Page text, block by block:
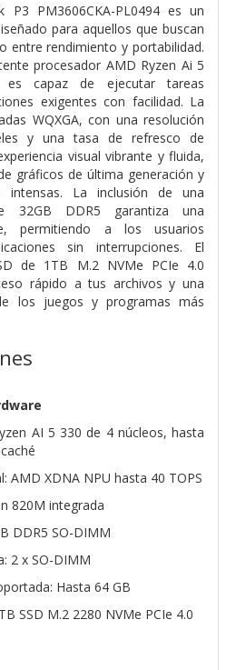
P3 PM3606CKA-PL0494 es un
para aquellos que buscan
entre rendimiento y portabilidad.
procesador AMD Ryzen Ai 5
capaz de ejecutar tareas
exigentes con facilidad. La
WQXGA, con una resolución
y una tasa de refresco de
visual vibrante y fluida,
gráficos de última generación y
intensas. La inclusión de una
32GB DDR5 garantiza una
permitiendo a los usuarios
sin interrupciones. El
de 1TB M.2 NVMe PCIe 4.0
rápido a tus archivos y una
los juegos y programas más
AI 5 330 de 4 núcleos, hasta
AMD XDNA NPU hasta 40 TOPS
820M integrada
DDR5 SO-DIMM
2 x SO-DIMM
Hasta 64 GB
SSD M.2 2280 NVMe PCIe 4.0